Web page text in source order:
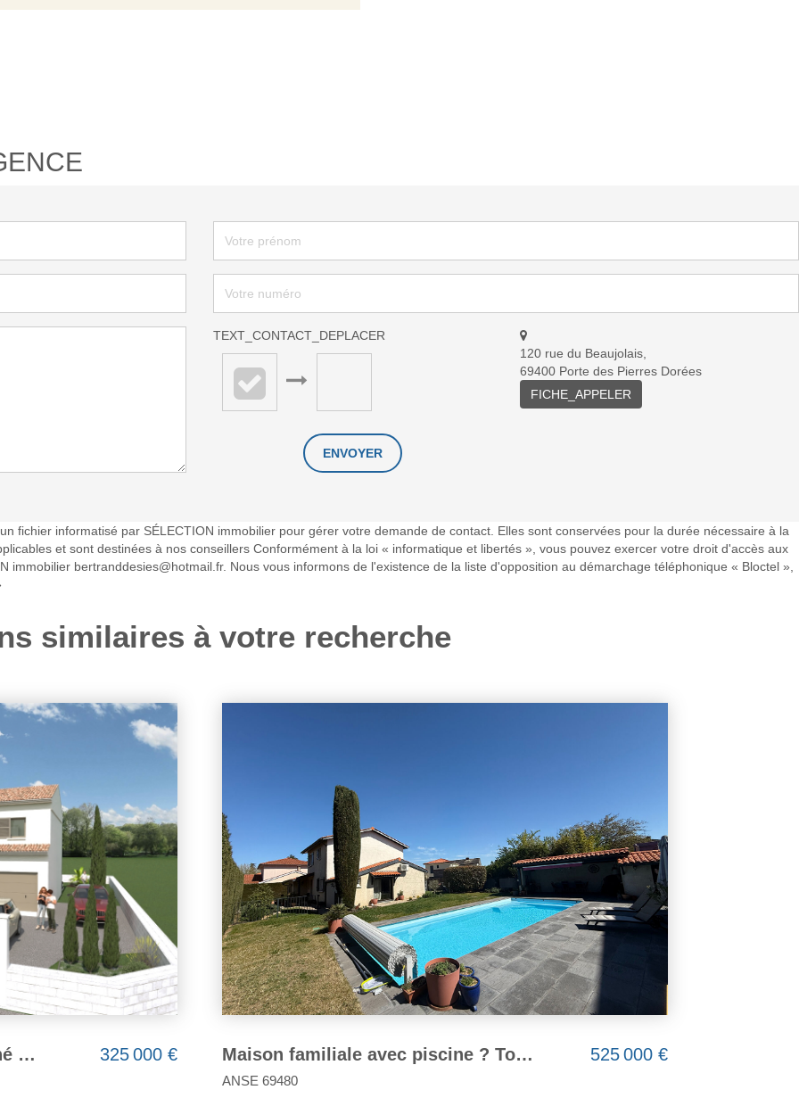
TEXT_CONTACT_DEPLACER
120 rue du Beaujolais,
69400 Porte des Pierres Dorées
FICHE_APPELER
fichier informatisé par SÉLECTION immobilier pour gérer votre demande de contact. Elles sont conservées pour la durée nécessaire à la
et sont destinées à nos conseillers Conformément à la loi « informatique et libertés », vous pouvez exercer votre droit d'accès aux
bertranddesies@hotmail.fr. Nous vous informons de l'existence de la liste d'opposition au démarchage téléphonique « Bloctel »,
similaires à votre recherche
Maison familiale avec piscine ? Toutes commodités à pied 525 000 € POUILLY LE MONIAL - Maison 7 pièces de 146 m² avec véranda et terrain 600m² 320 000 €
POUILLY LE MONIAL 69400